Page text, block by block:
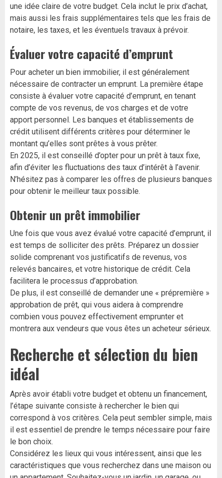
une idée claire de votre budget. Cela inclut le prix d’achat,
mais aussi les frais supplémentaires tels que les frais de
notaire, les taxes, et les éventuels travaux à prévoir.
Évaluer votre capacité d’emprunt
Pour acheter un bien immobilier, il est généralement
nécessaire de contracter un emprunt. La première étape
consiste à évaluer votre capacité d’emprunt, en tenant
compte de vos revenus, de vos charges et de votre
apport personnel. Les banques et établissements de
crédit utilisent différents critères pour déterminer le
montant qu’elles sont prêtes à vous prêter.
En 2025, il est conseillé d’opter pour un prêt à taux fixe,
afin d’éviter les fluctuations des taux d’intérêt à l’avenir.
N’hésitez pas à comparer les offres de plusieurs banques
pour obtenir le meilleur taux possible.
Obtenir un prêt immobilier
Une fois que vous avez évalué votre capacité d’emprunt, il
est temps de solliciter des prêts. Préparez un dossier
solide comprenant vos justificatifs de revenus, vos
relevés bancaires, et votre historique de crédit. Cela
facilitera le processus d’approbation.
De plus, il est conseillé de demander une « prépremière »
approbation de prêt, qui vous aidera à comprendre
combien vous pouvez effectivement emprunter et
montrera aux vendeurs que vous êtes un acheteur sérieux.
Recherche et sélection du bien
idéal
Après avoir établi votre budget et obtenu un financement,
l’étape suivante consiste à rechercher le bien qui
correspond à vos critères. Cela peut sembler simple, mais
il est essentiel de prendre le temps nécessaire pour faire
le bon choix.
Considérez les lieux qui vous intéressent, ainsi que les
caractéristiques que vous recherchez dans une maison ou